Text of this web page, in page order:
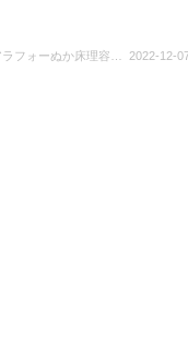
2022-12-